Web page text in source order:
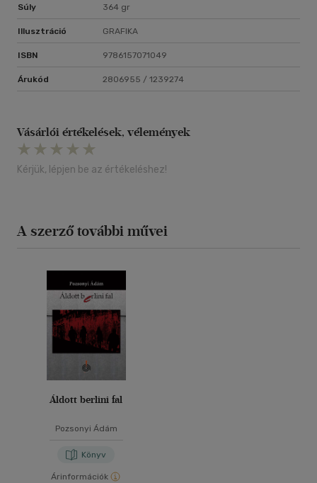
Súly 364 gr
Illusztráció GRAFIKA
ISBN 9786157071049
Árukód 2806955 / 1239274
Vásárlói értékelések, vélemények
Kérjük, lépjen be az értékeléshez!
A szerző további művei
Áldott berlini fal
Pozsonyi Ádám
Könyv
Árinformációk